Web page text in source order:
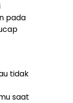
pada
tidak
saat